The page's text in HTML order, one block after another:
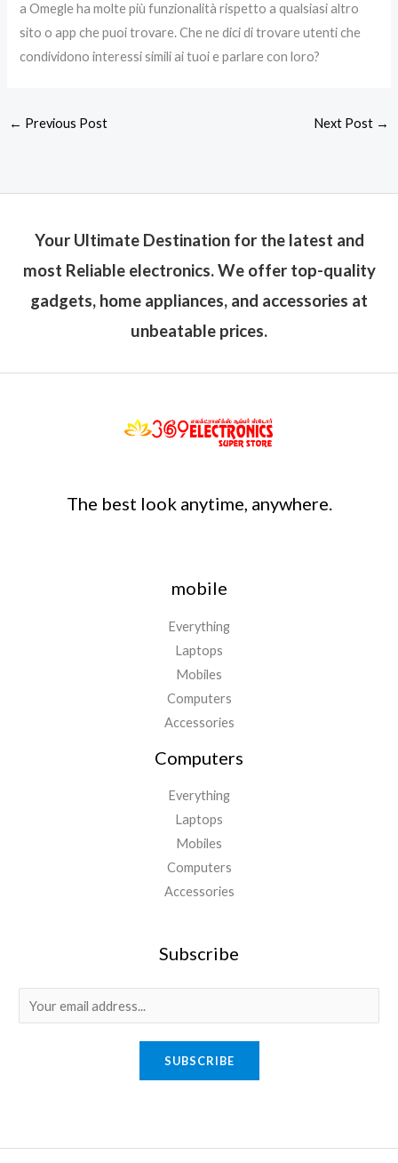
a Omegle ha molte più funzionalità rispetto a qualsiasi altro
sito o app che puoi trovare. Che ne dici di trovare utenti che
condividono interessi simili ai tuoi e parlare con loro?
← Previous Post Next Post →
Your Ultimate Destination for the latest and
most Reliable electronics. We offer top-quality
gadgets, home appliances, and accessories at
unbeatable prices.
The best look anytime, anywhere.
mobile
Everything
Laptops
Mobiles
Computers
Accessories
Computers
Everything
Laptops
Mobiles
Computers
Accessories
Subscribe
m
SUBSCRIBE